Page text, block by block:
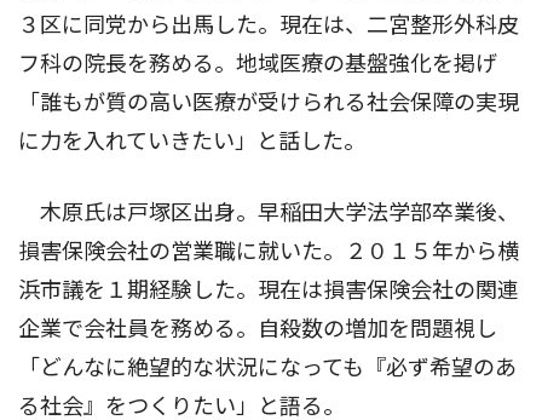
３区に同党から出馬した。現在は、二宮整形外科皮
フ科の院長を務める。地域医療の基盤強化を掲げ
「誰もが質の高い医療が受けられる社会保障の実現
に力を入れていきたい」と話した。
木原氏は戸塚区出身。早稲田大学法学部卒業後、
損害保険会社の営業職に就いた。２０１５年から横
浜市議を１期経験した。現在は損害保険会社の関連
企業で会社員を務める。自殺数の増加を問題視し
「どんなに絶望的な状況になっても『必ず希望のあ
る社会』をつくりたい」と語る。